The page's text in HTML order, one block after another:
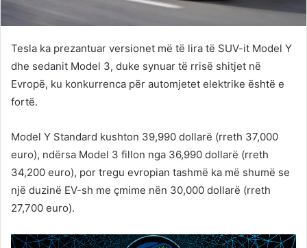
Tesla ka prezantuar versionet më të lira të SUV-it Model Y
dhe sedanit Model 3, duke synuar të rrisë shitjet në
Evropë, ku konkurrenca për automjetet elektrike është e
fortë.
Model Y Standard kushton 39,990 dollarë (rreth 37,000
euro), ndërsa Model 3 fillon nga 36,990 dollarë (rreth
34,200 euro), por tregu evropian tashmë ka më shumë se
një duzinë EV-sh me çmime nën 30,000 dollarë (rreth
27,700 euro).